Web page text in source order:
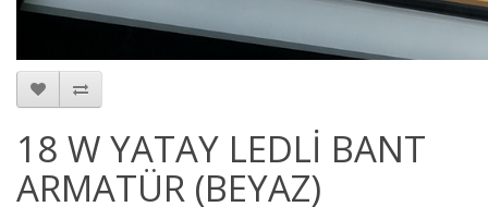
18 W YATAY LEDLİ BANT
ARMATÜR (BEYAZ)